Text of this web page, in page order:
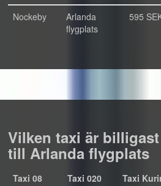
Nockeby
Arlanda
flygplats
595
Vilken taxi är
till Arlanda flygplats
Taxi 08 Taxi 020 Taxi